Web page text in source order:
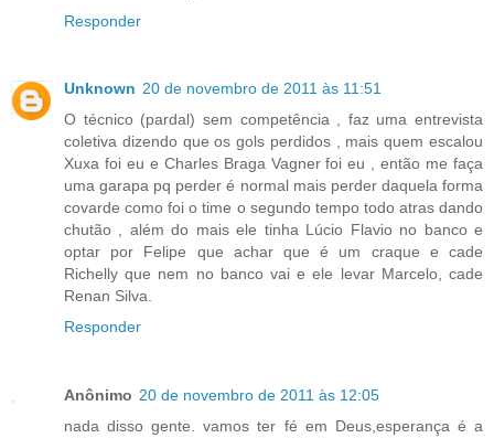
Responder
Unknown 20 de novembro de 2011 às 11:51
O técnico (pardal) sem competência , faz uma entrevista
coletiva dizendo que os gols perdidos , mais quem escalou
Xuxa foi eu e Charles Braga Vagner foi eu , então me faça
uma garapa pq perder é normal mais perder daquela forma
covarde como foi o time o segundo tempo todo atras dando
chutão , além do mais ele tinha Lúcio Flavio no banco e
optar por Felipe que achar que é um craque e cade
Richelly que nem no banco vai e ele levar Marcelo, cade
Renan Silva.
Responder
Anônimo 20 de novembro de 2011 às 12:05
nada disso gente. vamos ter fé em Deus,esperança é a